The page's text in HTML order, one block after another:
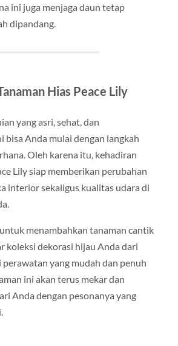
ini juga menjaga daun tetap
dipandang.
Hias Peace Lily
yang asri, sehat, dan
bisa Anda mulai dengan langkah
Oleh karena itu, kehadiran
Lily siap memberikan perubahan
interior sekaligus kualitas udara di
menambahkan tanaman cantik
koleksi dekorasi hijau Anda dari
yang mudah dan penuh
ini akan terus mekar dan
Anda dengan pesonanya yang